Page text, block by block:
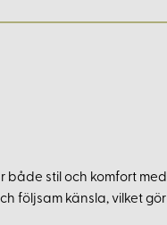
både stil och komfort med
följsam känsla, vilket